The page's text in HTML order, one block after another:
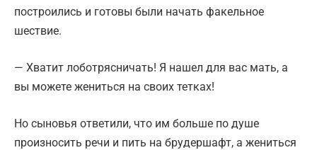
построились и готовы были начать факельное
шествие.
— Хватит лоботрясничать! Я нашел для вас мать, а
вы можете жениться на своих тетках!
Но сыновья ответили, что им больше по душе
произносить речи и пить на брудершафт, а жениться